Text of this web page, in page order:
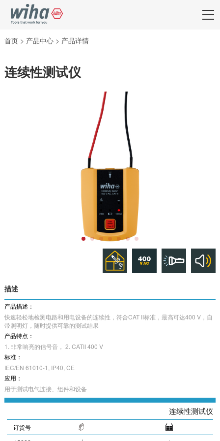
首页 > 产品中心 > 产品详情
连续性测试仪
描述
产品描述：
快速轻松地检测电路和用电设备的连续性，符合CAT II标准，最高可达400 V，自
带照明灯，随时提供可靠的测试结果
产品特点：
1. 非常响亮的信号音， 2. CATII 400 V
标准：
IEC/EN 61010-1, IP40, CE
应用：
用于测试电气连接、组件和设备
连续性测试仪
订货号